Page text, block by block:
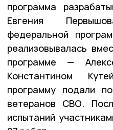
программа
Евгения
федеральной
реализовывалась
программе —
Константином
программу подали
ветеранов СВО.
испытаний